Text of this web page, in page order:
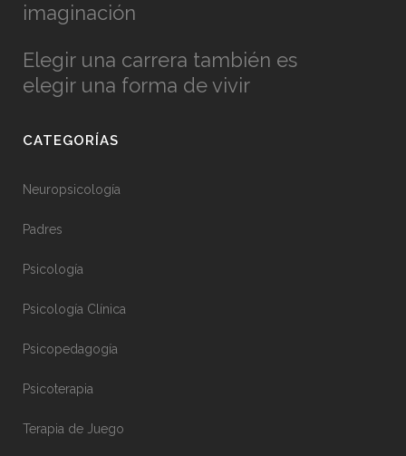
imaginación
Elegir una carrera también es
elegir una forma de vivir
CATEGORÍAS
Neuropsicología
Padres
Psicología
Psicología Clínica
Psicopedagogía
Psicoterapia
Terapia de Juego